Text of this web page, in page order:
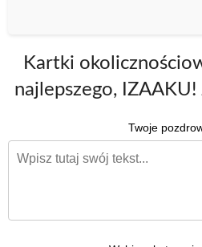
Kartki
najlepszego,
Twoje